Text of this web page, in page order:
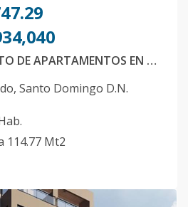
MODERNO PROYECTO DE APARTAMENTOS EN ARROYO HONDO VIEJO PROXIMO A BODY SHOP
, Santo Domingo D.N.
114.77 Mt2